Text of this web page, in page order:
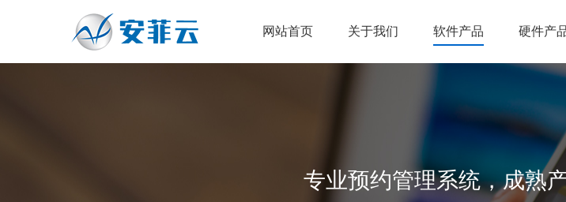
网站首页 关于我们 软件产品 硬件产
专业预约管理系统，成熟